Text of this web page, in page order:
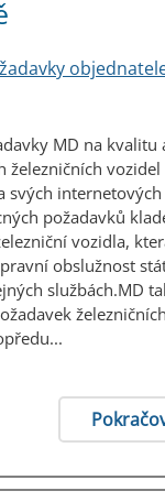
MD na kvalitu
železničních
svých
požadavků
vozidla,
obslužnost
službách.MD